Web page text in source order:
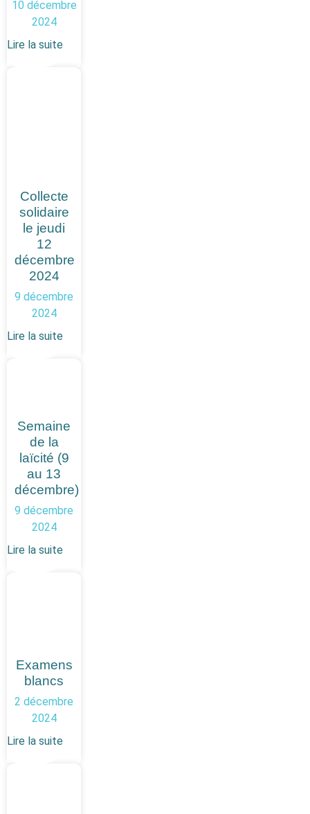
10 décembre
2024
Lire la suite
Collecte
solidaire
le jeudi
12
décembre
2024
9 décembre
2024
Lire la suite
Semaine
de la
laïcité (9
au 13
décembre)
9 décembre
2024
Lire la suite
Examens
blancs
2 décembre
2024
Lire la suite